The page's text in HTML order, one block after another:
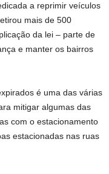
a reprimir veículos
mais de 500
da lei – parte de
e manter os bairros
é uma das várias
mitigar algumas das
com o estacionamento
estacionadas nas ruas